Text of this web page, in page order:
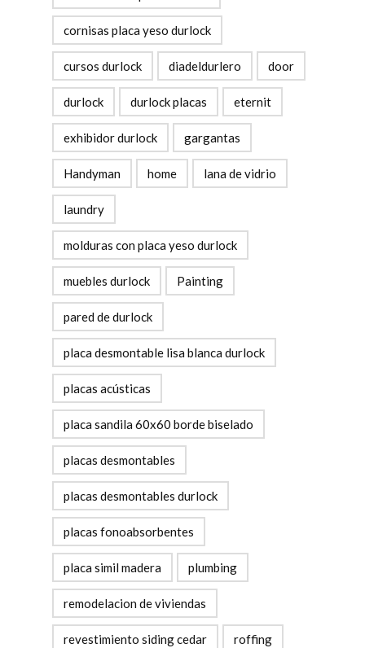
cornisas placa yeso durlock
cursos durlock diadeldurlero door
durlock durlock placas eternit
exhibidor durlock gargantas
Handyman home lana de vidrio
laundry
molduras con placa yeso durlock
muebles durlock Painting
pared de durlock
placa desmontable lisa blanca durlock
placas acústicas
placa sandila 60x60 borde biselado
placas desmontables
placas desmontables durlock
placas fonoabsorbentes
placa simil madera plumbing
remodelacion de viviendas
revestimiento siding cedar roffing